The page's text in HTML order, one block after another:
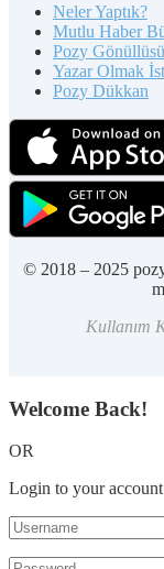
Neler Yaptık?
Mutlu Haber
Pozy
Yazar Olmak
Pozy Dükkan
© 2018 – 2025
Kullanım
Welcome Back!
OR
Login to your